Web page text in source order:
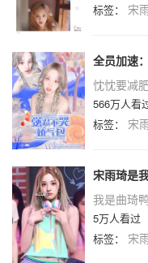
标签： 宋
全员加速
忱忱要减
566万人看
标签： 宋
宋雨琦是
我是曲琦鸭
5万人看过
标签： 宋